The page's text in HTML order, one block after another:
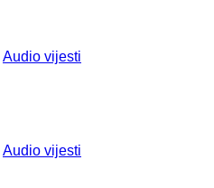
Audio vijesti
Audio vijesti